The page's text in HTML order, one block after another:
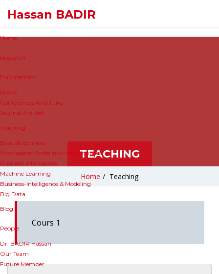
Hassan BADIR
Home
Research
Publications
Books
Conferences And Talks
Journal Articles
Teaching
Base de données
Stockage et Accès aux Mégadonnées
Business Intelligence
Machine Learning
Business-Intelligence & Modeling
Big Data
Blog
People
Dr. BADIR Hassan
Our Team
Future Member
TEACHING
Home / Teaching
Cours 1